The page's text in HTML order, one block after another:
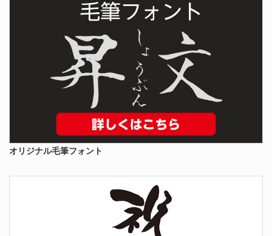
オリジナル毛筆フォント